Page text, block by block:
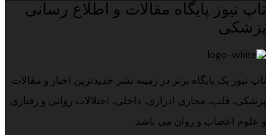
تاپ نیوز پایگاه مقالات و اطلاع رسانی
پزشکی
تاپ نیوز یک پایگاه برتر در زمینه نشر جدیدترین اخبار و مقالات
پزشکی، قلب، مجاری ادراری، داخلی، اختلالات روانی و رفتاری
و علوم اعصاب و روان می باشد.